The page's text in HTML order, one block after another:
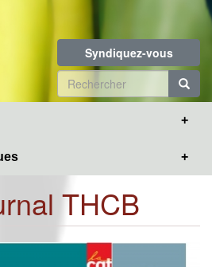
Syndiquez-vous
Formulaire
de
THCB